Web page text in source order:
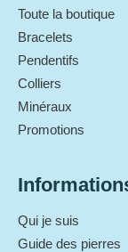
Toute la boutique
Bracelets
Pendentifs
Colliers
Minéraux
Promotions
Qui je suis
Guide des pierres